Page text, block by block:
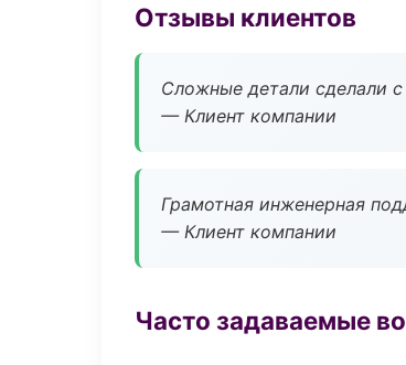
Отзывы клиентов
Сложные детали сделали
— Клиент компании
Грамотная инженерная
— Клиент компании
Часто задаваемые